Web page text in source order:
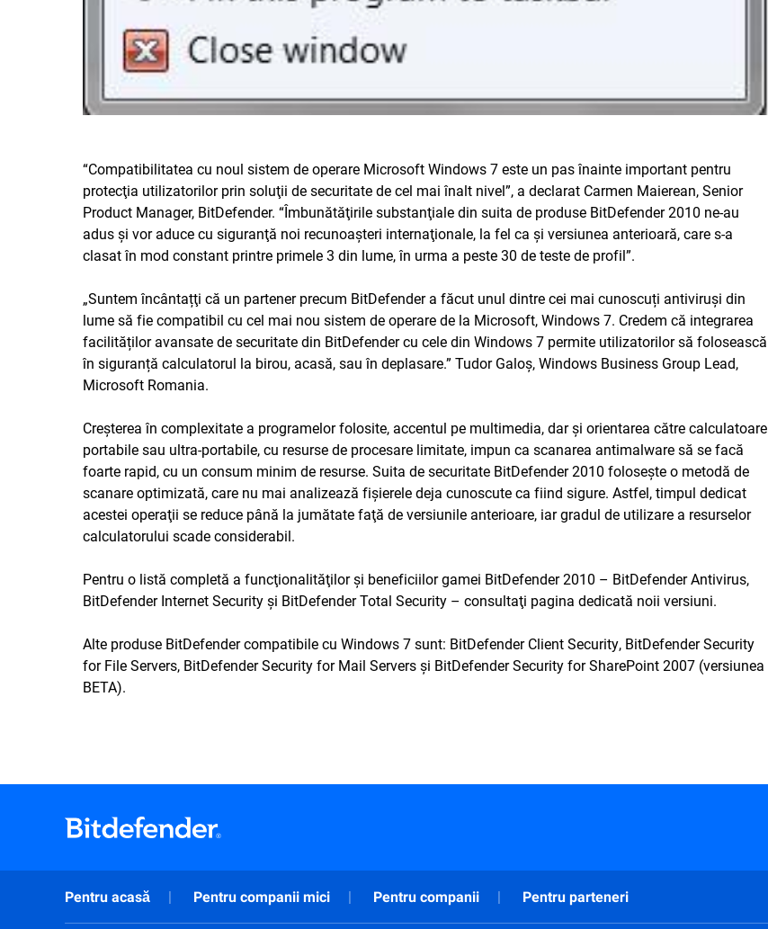
“Compatibilitatea cu noul sistem de operare Microsoft Windows 7 este un pas înainte important pentru
protecţia utilizatorilor prin soluţii de securitate de cel mai înalt nivel”, a declarat Carmen Maierean, Senior
Product Manager, BitDefender. “Îmbunătăţirile substanţiale din suita de produse BitDefender 2010 ne-au
adus şi vor aduce cu siguranţă noi recunoaşteri internaţionale, la fel ca şi versiunea anterioară, care s-a
clasat în mod constant printre primele 3 din lume, în urma a peste 30 de teste de profil”.
„Suntem încântațţi că un partener precum BitDefender a făcut unul dintre cei mai cunoscuți antiviruși din
lume să fie compatibil cu cel mai nou sistem de operare de la Microsoft, Windows 7. Credem că integrarea
facilităților avansate de securitate din BitDefender cu cele din Windows 7 permite utilizatorilor să folosească
în siguranță calculatorul la birou, acasă, sau în deplasare.” Tudor Galoș, Windows Business Group Lead,
Microsoft Romania.
Creşterea în complexitate a programelor folosite, accentul pe multimedia, dar şi orientarea către calculatoare
portabile sau ultra-portabile, cu resurse de procesare limitate, impun ca scanarea antimalware să se facă
foarte rapid, cu un consum minim de resurse. Suita de securitate BitDefender 2010 foloseşte o metodă de
scanare optimizată, care nu mai analizează fişierele deja cunoscute ca fiind sigure. Astfel, timpul dedicat
acestei operaţii se reduce până la jumătate faţă de versiunile anterioare, iar gradul de utilizare a resurselor
calculatorului scade considerabil.
Pentru o listă completă a funcţionalităţilor şi beneficiilor gamei BitDefender 2010 – BitDefender Antivirus,
BitDefender Internet Security şi BitDefender Total Security – consultaţi pagina dedicată noii versiuni.
Alte produse BitDefender compatibile cu Windows 7 sunt: BitDefender Client Security, BitDefender Security
for File Servers, BitDefender Security for Mail Servers şi BitDefender Security for SharePoint 2007 (versiunea
BETA).
Pentru acasă Pentru companii mici Pentru companii Pentru parteneri